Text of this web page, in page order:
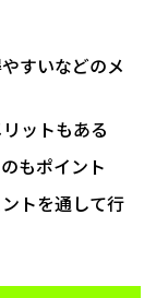
すいなどのメ
ットもある
もポイント
トを通して行